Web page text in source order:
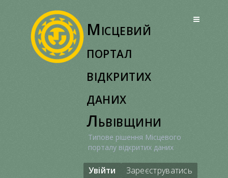
Місцевий
портал
відкритих
даних
Львівщини
Типове рішення Місцевого
порталу відкритих даних
Увійти Зареєструватись